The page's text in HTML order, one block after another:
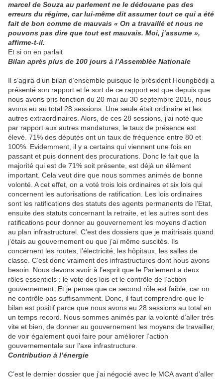
marcel de Souza au parlement ne le dédouane pas des
erreurs du régime, car lui-même dit assumer tout ce qui a été
fait de bon comme de mauvais « On a travaillé et nous ne
pouvons pas dire que tout est mauvais. Moi, j’assume »,
affirme-t-il.
Et si on en parlait
Bilan après plus de 100 jours à l’Assemblée Nationale
Il s’agira d’un bilan d’ensemble puisque le président Houngbédji a
présenté son rapport et le sort de ce rapport est que depuis que
nous avons pris fonction du 20 mai au 30 septembre 2015, nous
avons eu au total 28 sessions. Une seule était ordinaire et les
autres extraordinaires. Alors, de ces 28 sessions, j’ai noté que
par rapport aux autres mandatures, le taux de présence est
élevé. 71% des députés ont un taux de fréquence entre 80 et
100%. Evidemment, il y a certains qui viennent une fois en
passant et puis donnent des procurations. Donc le fait que la
majorité qui est de 71% soit présente, est déjà un élément
important. Cela veut dire que nous sommes animés de bonne
volonté. A cet effet, on a voté trois lois ordinaires et six lois qui
concernent les autorisations de ratification. Les lois ordinaires
sont les ratifications des statuts des agents permanents de l’Etat,
ensuite des statuts concernant la retraite, et les autres sont des
ratifications pour donner au gouvernement les moyens d’action
au plan infrastructurel. C’est des dossiers que je maitrisais quand
j’étais au gouvernement ou que j’ai même suscités. Ils
concernent les routes, l’électricité, les hôpitaux, les salles de
classe. C’est donc vraiment des infrastructures dont nous avons
besoin. Nous devons avoir à l’esprit que le Parlement a deux
rôles essentiels : le vote des lois et le contrôle de l’action
gouvernement. Et je pense que ce second rôle est faible, car on
ne contrôle pas suffisamment. Donc, il faut comprendre que le
bilan est positif parce que nous avons eu 28 sessions au total en
un temps record. Nous sommes animés par la volonté d’aller très
vite et bien, de donner au gouvernement les moyens de travailler,
de voir également quoi faire pour améliorer l’action
gouvernementale sur l’axe infrastructure.
Contribution à l’énergie
C’est le dernier dossier que j’ai négocié avec le MCA avant d’aller